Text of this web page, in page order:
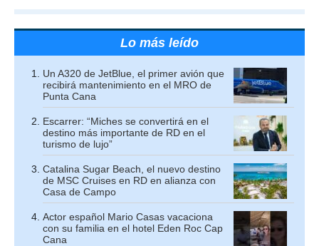
Lo más leído
Un A320 de JetBlue, el primer avión que
recibirá mantenimiento en el MRO de
Punta Cana
Escarrer: “Miches se convertirá en el
destino más importante de RD en el
turismo de lujo”
Catalina Sugar Beach, el nuevo destino
de MSC Cruises en RD en alianza con
Casa de Campo
Actor español Mario Casas vacaciona
con su familia en el hotel Eden Roc Cap
Cana